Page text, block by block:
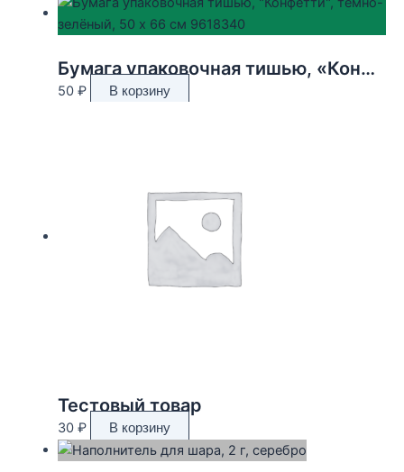
Бумага упаковочная тишью, «Конфетти», тёмно-зелёный, 50 х 66 см 9618340
50 ₽ В корзину
Тестовый товар
30 ₽ В корзину